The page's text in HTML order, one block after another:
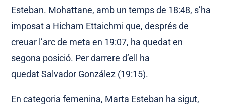
Esteban. Mohattane, amb un temps de 18:48, s’ha
imposat a Hicham Ettaichmi que, després de
creuar l’arc de meta en 19:07, ha quedat en
segona posició. Per darrere d’ell ha
quedat Salvador González (19:15).
En categoria femenina, Marta Esteban ha sigut,